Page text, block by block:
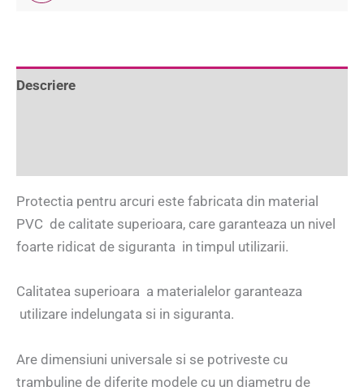
Descriere
Protectia pentru arcuri este fabricata din material
PVC de calitate superioara, care garanteaza un nivel
foarte ridicat de siguranta in timpul utilizarii.
Calitatea superioara a materialelor garanteaza
utilizare indelungata si in siguranta.
Are dimensiuni universale si se potriveste cu
trambuline de diferite modele cu un diametru de